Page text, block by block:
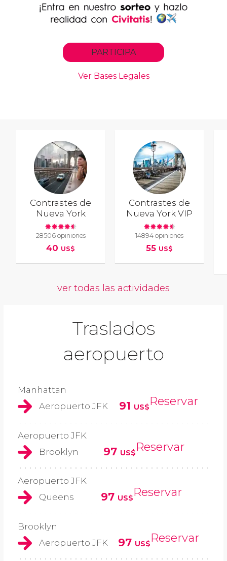
Contrastes de
Nueva York
28506 opiniones
40 US$
Contrastes de
Nueva York VIP
14894 opiniones
55 US$
ver todas las actividades
Traslados
aeropuerto
Manhattan
Aeropuerto JFK
91 US$Reservar
Aeropuerto JFK
Brooklyn
97 US$Reservar
Aeropuerto JFK
Queens
97 US$Reservar
Brooklyn
Aeropuerto JFK
97 US$Reservar